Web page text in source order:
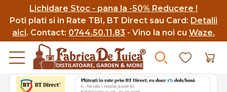
Lichidare Stoc - pana la -50% Reducere !
Poti plati si in Rate TBI, BT Direct sau Card: Detalii
aici. Contact: 0744.50.11.83 - Vino la noi cu Waze.